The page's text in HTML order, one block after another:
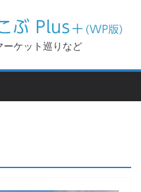
ケット巡りなど